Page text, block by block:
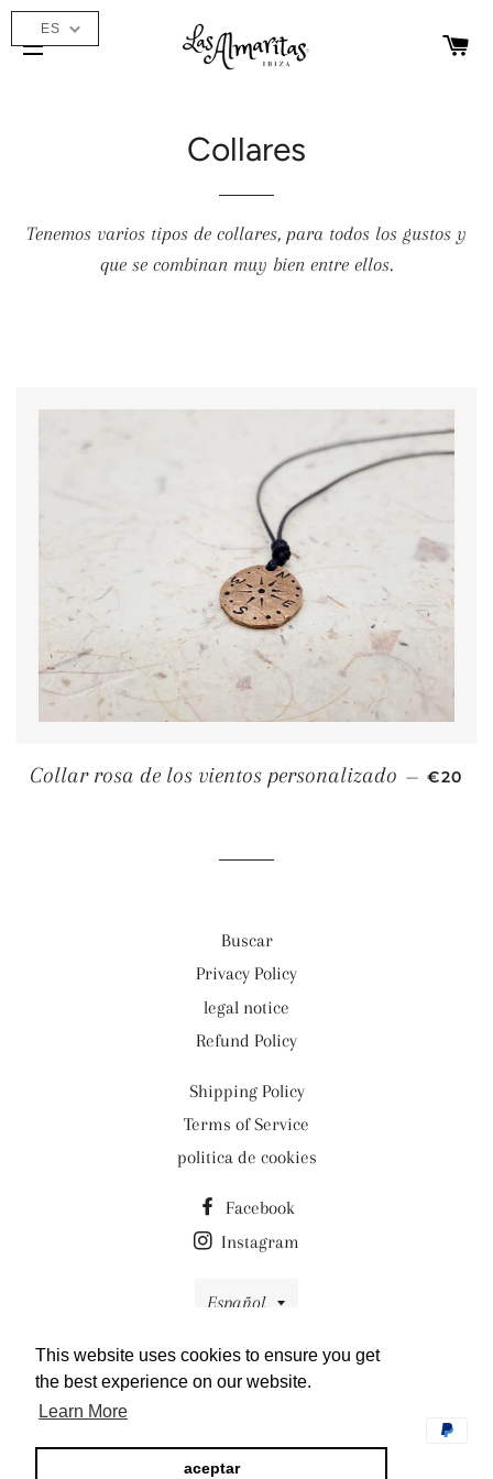
This website uses cookies to ensure you get
the best experience on our website.
Learn More
aceptar
Collares
Tenemos varios tipos de collares, para todos los gustos y
que se combinan muy bien entre ellos.
Collar rosa de los vientos personalizado — €20
Buscar
Privacy Policy
legal notice
Refund Policy
Shipping Policy
Terms of Service
politica de cookies
Facebook
Instagram
Idioma
Español
© 2026,Las Almaritas by Mai
Tecnología de Shopify
ES